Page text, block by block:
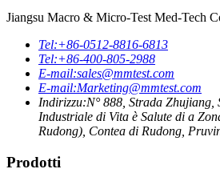
Jiangsu Macro & Micro-Test Med-Tech
Tel:+86-0512-8816-6813
Tel:+86-400-805-2988
E-mail:sales@mmtest.com
E-mail:Marketing@mmtest.com
Indirizzu:N° 888, Strada Zhujiang,
Industriale di Vita è Salute di a
Rudong), Contea di Rudong,
Prodotti